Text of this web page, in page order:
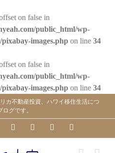
on false in
public_html/wp-
images.php on line 34
on false in
public_html/wp-
images.php on line 34
カ不動産投資、ハワイ移住生活につ
ログです。
LinkedInSkype PinterestTumblr